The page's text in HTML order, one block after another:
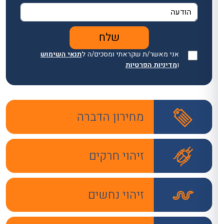
אני מאשר/ת שקראתי ומסכים/ה לתנאי השימוש
ומדיניות הפרטיות
מחירון הדברה
זיהוי חרקים
זיהוי נחשים